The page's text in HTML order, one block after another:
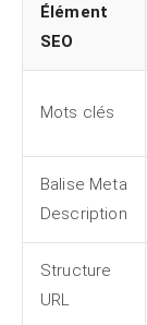
Élément
SEO
Mots clés
Balise Meta
Description
Structure
URL